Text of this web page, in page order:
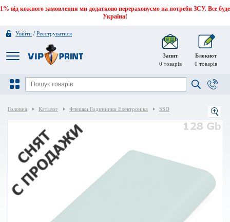
1% від кожного замовлення ми додатково перераховуємо на потреби ЗСУ. Все буде
Україна!
Увійти /Реєструватися
Запит
0 товарів
Блокнот
0 товарів
Головна Каталог Флешки Годинники Електроніка SSD